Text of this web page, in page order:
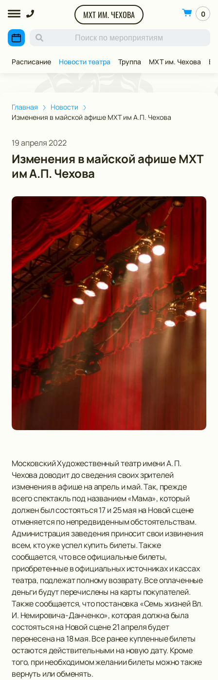
МХТ ИМ. ЧЕХОВА 0
Расписание Новости театра Труппа МХТ им. Чехова
Главная
Новости
Изменения в майской афише МХТ им А.П. Чехова
19 апреля 2022
Изменения в майской афише МХТ
им А.П. Чехова
Московский Художественный театр имени А. П.
Чехова доводит до сведения своих зрителей
изменения в афише на апрель и май. Так, прежде
всего спектакль под названием «Мама», который
должен был состояться 17 и 25 мая на Новой сцене
отменяется по непредвиденным обстоятельствам.
Администрация заведения приносит свои извинения
всем, кто уже успел купить билеты. Также
сообщается, что все официальные билеты,
приобретенные в официальных источниках и кассах
театра, подлежат полному возврату. Все оплаченные
деньги будут перечислены на карты покупателей.
Также сообщается, что постановка «Семь жизней Вл.
И. Немировича-Данченко», которая должна была
состояться на Новой сцене 21 апреля будет
перенесена на 18 мая. Все ранее купленные билеты
остаются действительными на новую дату. Кроме
того, при необходимом желании билеты можно также
вернуть или обменять.